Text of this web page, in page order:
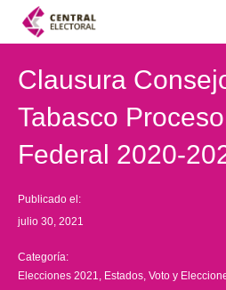
Clausura
Tabasco
Federal 2020-
Publicado el:
julio 30, 2021
Categoría:
Elecciones 2021
Estados Voto y